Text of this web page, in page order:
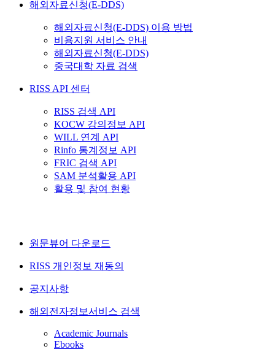
해외자료신청(E-DDS)
해외자료신청(E-DDS) 이용 방법
비용지원 서비스 안내
해외자료신청(E-DDS)
중국대학 자료 검색
RISS API 센터
RISS 검색 API
KOCW 강의정보 API
WILL 연계 API
Rinfo 통계정보 API
FRIC 검색 API
SAM 분석활용 API
활용 및 참여 현황
원문뷰어 다운로드
RISS 개인정보 재동의
공지사항
해외전자정보서비스 검색
Academic Journals
Ebooks